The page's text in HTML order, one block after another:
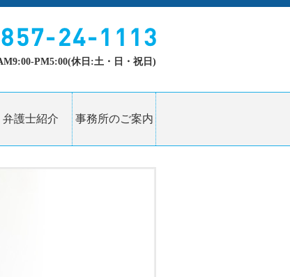
PM5:00(休日:土・日・祝日)
弁護士紹介 事務所のご案内